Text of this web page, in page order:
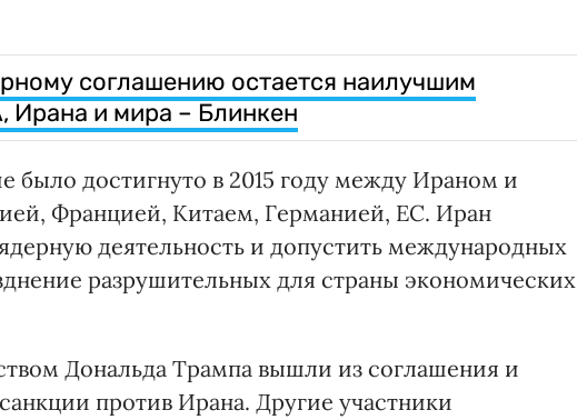
соглашению остается наилучшим
и мира – Блинкен
было достигнуто в 2015 году между Ираном и
Францией, Китаем, Германией, ЕС. Иран
деятельность и допустить международных
разрушительных для страны экономических
Дональда Трампа вышли из соглашения и
против Ирана. Другие участники